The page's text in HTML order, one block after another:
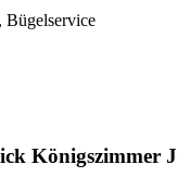
Bügelservice
Königszimmer